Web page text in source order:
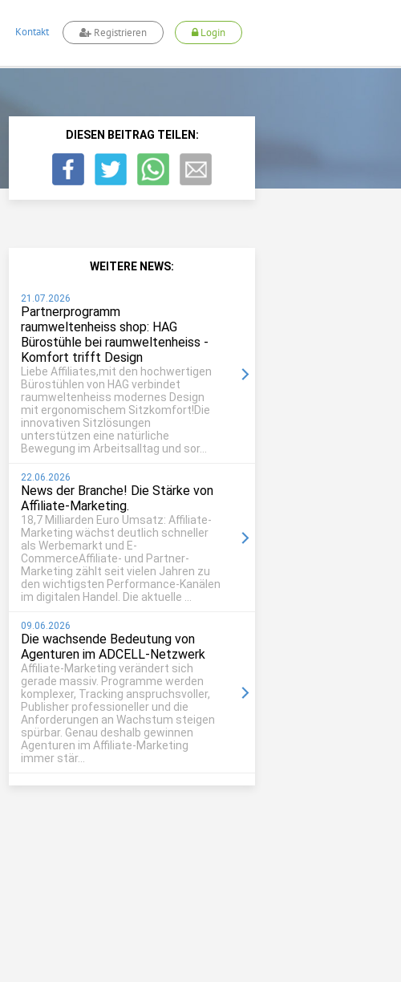
Kontakt Registrieren Login
DIESEN BEITRAG TEILEN:
WEITERE NEWS:
21.07.2026
Partnerprogramm
raumweltenheiss shop: HAG
Bürostühle bei raumweltenheiss -
Komfort trifft Design
Liebe Affiliates,mit den hochwertigen
Bürostühlen von HAG verbindet
raumweltenheiss modernes Design
mit ergonomischem Sitzkomfort!Die
innovativen Sitzlösungen
unterstützen eine natürliche
Bewegung im Arbeitsalltag und sor...
22.06.2026
News der Branche! Die Stärke von
Affiliate-Marketing.
18,7 Milliarden Euro Umsatz: Affiliate-
Marketing wächst deutlich schneller
als Werbemarkt und E-
CommerceAffiliate- und Partner-
Marketing zählt seit vielen Jahren zu
den wichtigsten Performance-Kanälen
im digitalen Handel. Die aktuelle ...
09.06.2026
Die wachsende Bedeutung von
Agenturen im ADCELL-Netzwerk
Affiliate-Marketing verändert sich
gerade massiv. Programme werden
komplexer, Tracking anspruchsvoller,
Publisher professioneller und die
Anforderungen an Wachstum steigen
spürbar. Genau deshalb gewinnen
Agenturen im Affiliate-Marketing
immer stär...